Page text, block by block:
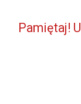
Pamiętaj!